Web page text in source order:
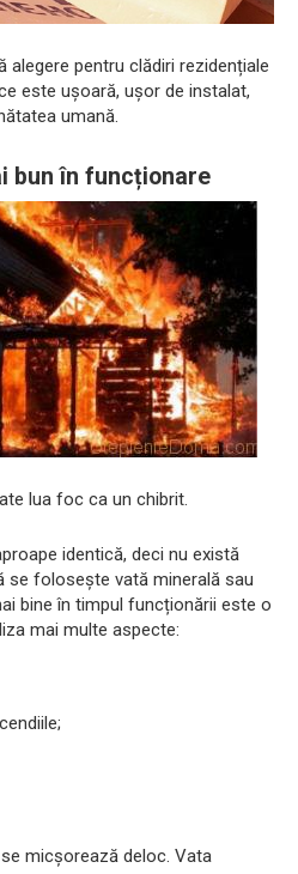
alegere pentru clădiri rezidențiale
este ușoară, ușor de instalat,
umană.
bun în funcționare
lua foc ca un chibrit.
identică, deci nu există
se folosește vată minerală sau
bine în timpul funcționării este o
mai multe aspecte:
micșorează deloc. Vata